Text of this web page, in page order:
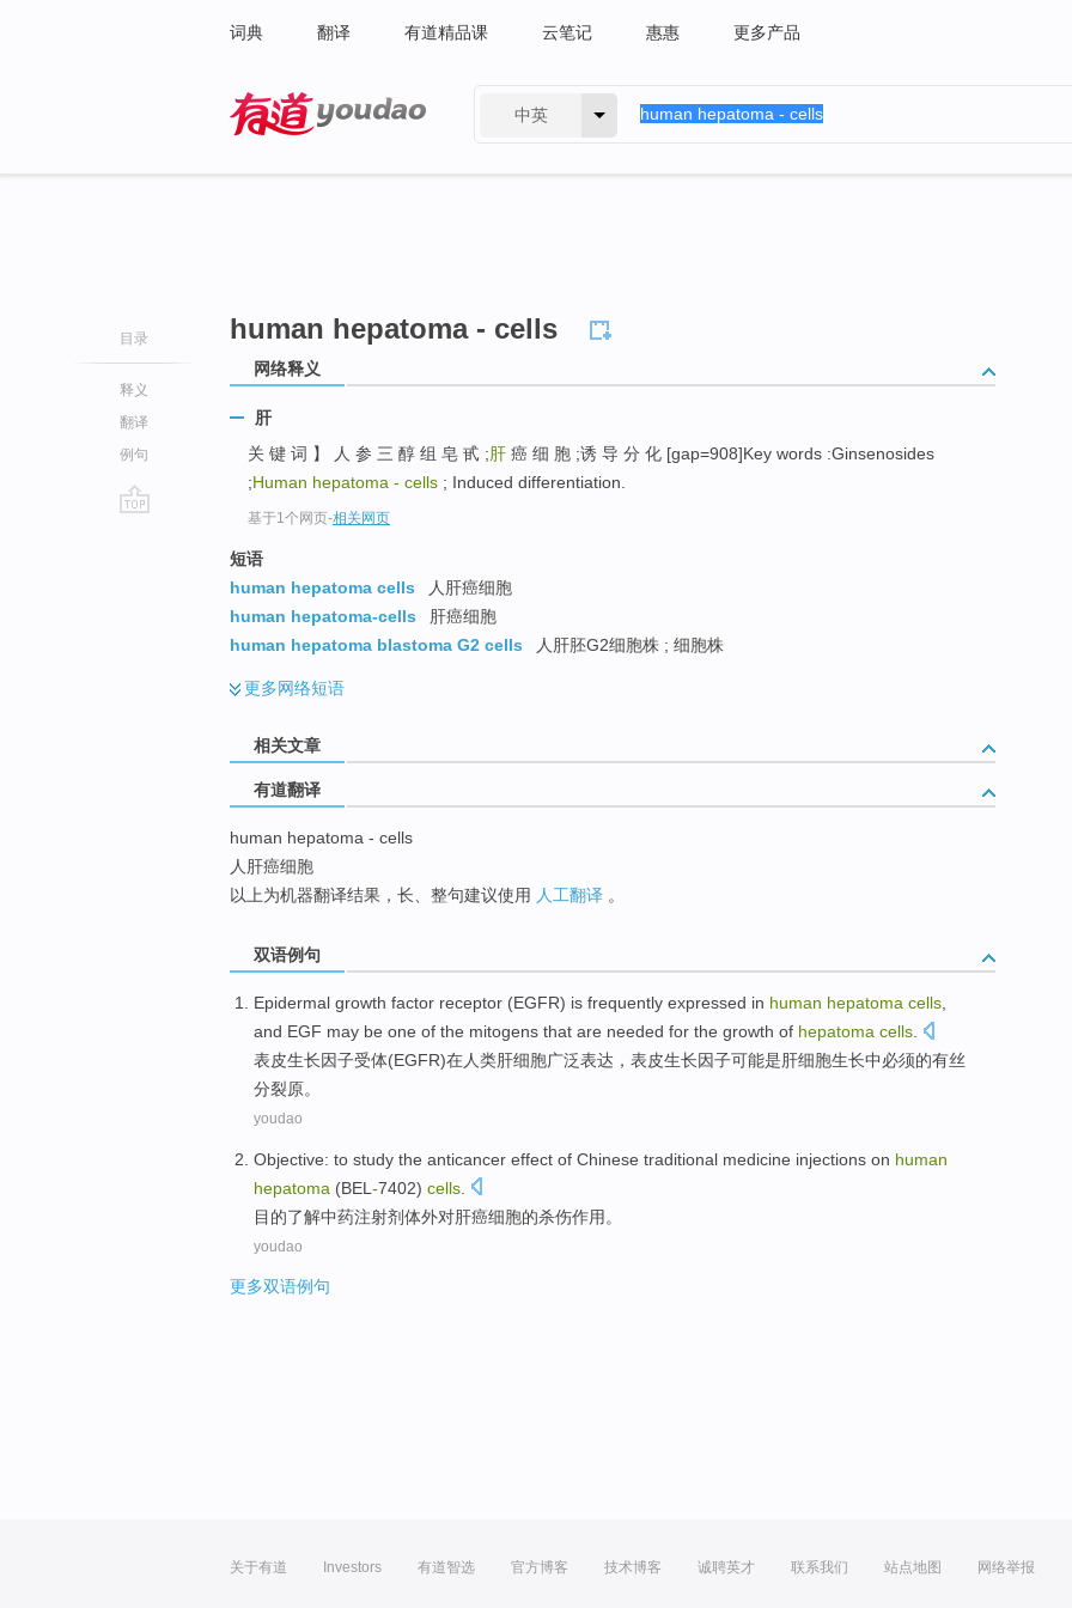
词典 翻译 有道精品课 云笔记 惠惠 更多产品
中英
目录
释义
翻译
例句
human hepatoma - cells
网络释义
肝
关 键 词 】 人 参 三 醇 组 皂 甙 ;肝 癌 细 胞 ;诱 导 分 化 [gap=908]Key words :Ginsenosides
;Human hepatoma - cells ; Induced differentiation.
基于1个网页-相关网页
短语
human hepatoma cells
人肝癌细胞
human hepatoma-cells
肝癌细胞
human hepatoma blastoma G2 cells
人肝胚G2细胞株 ; 细胞株
更多网络短语
相关文章
有道翻译
human hepatoma - cells
人肝癌细胞
以上为机器翻译结果，长、整句建议使用 人工翻译 。
双语例句
Epidermal growth factor receptor (EGFR) is frequently expressed in human hepatoma cells
and EGF may be one of the mitogens that are needed for the growth of hepatoma cells
表皮生长因子受体(EGFR)在人类肝细胞广泛表达 ， 表皮生长因子可能是肝细胞生长中必须的有丝
分裂原。
youdao
Objective: to study the anticancer effect of Chinese traditional medicine injections on human
hepatoma (BEL -7402) cells
目的了解中药注射剂体外对肝癌细胞的杀伤作用 。
youdao
更多双语例句
关于有道 Investors 有道智选 官方博客 技术博客 诚聘英才 联系我们 站点地图 网络举报